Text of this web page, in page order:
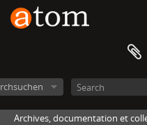
Archives, documentation et